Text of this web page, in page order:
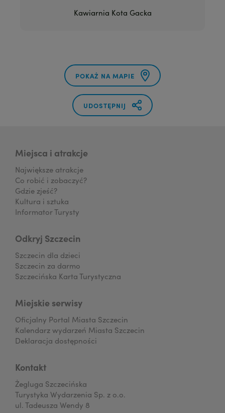
Kawiarnia Kota Gacka
POKAŻ NA MAPIE
UDOSTĘPNIJ
Miejsca i atrakcje
Największe atrakcje
Co robić i zobaczyć?
Gdzie zjeść?
Kultura i sztuka
Informator Turysty
Odkryj Szczecin
Szczecin dla dzieci
Szczecin za darmo
Szczecińska Karta Turystyczna
Miejskie serwisy
Oficjalny Portal Miasta Szczecin
Kalendarz wydarzeń Miasta Szczecin
Deklaracja dostępności
Kontakt
Żegluga Szczecińska
Turystyka Wydarzenia Sp. z o.o.
ul. Tadeusza Wendy 8